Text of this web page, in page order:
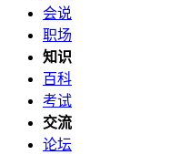
会说
职场
知识
百科
考试
交流
论坛